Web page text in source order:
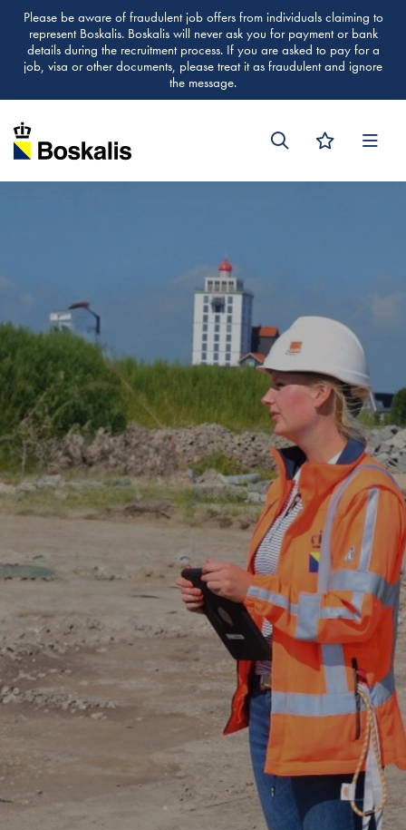
Please be aware of fraudulent job offers from individuals claiming to
represent Boskalis. Boskalis will never ask you for payment or bank
details during the recruitment process. If you are asked to pay for a
job, visa or other documents, please treat it as fraudulent and ignore
the message.